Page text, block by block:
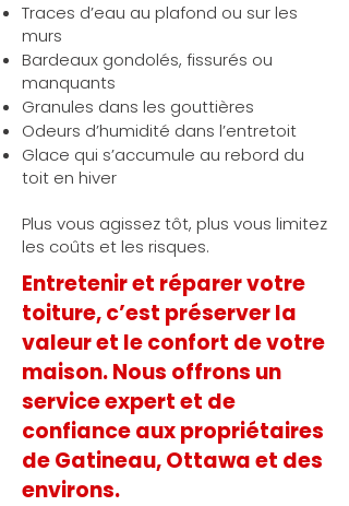
Traces d’eau au plafond ou sur les
murs
Bardeaux gondolés, fissurés ou
manquants
Granules dans les gouttières
Odeurs d’humidité dans l’entretoit
Glace qui s’accumule au rebord du
toit en hiver
Plus vous agissez tôt, plus vous limitez
les coûts et les risques.
Entretenir et réparer votre
toiture, c’est préserver la
valeur et le confort de votre
maison. Nous offrons un
service expert et de
confiance aux propriétaires
de Gatineau, Ottawa et des
environs.